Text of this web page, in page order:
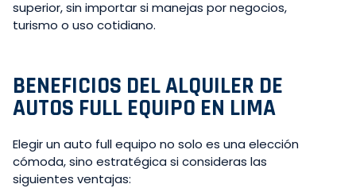
superior, sin importar si manejas por negocios,
turismo o uso cotidiano.
BENEFICIOS DEL ALQUILER DE
AUTOS FULL EQUIPO EN LIMA
Elegir un auto full equipo no solo es una elección
cómoda, sino estratégica si consideras las
siguientes ventajas: